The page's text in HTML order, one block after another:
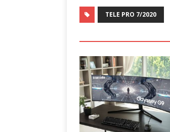
TELE PRO 7/2020